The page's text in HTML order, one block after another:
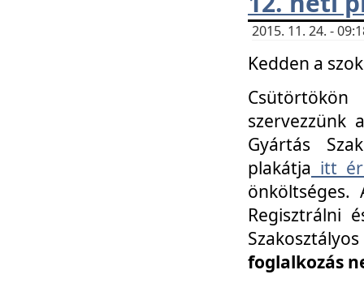
2015. 11. 24. -
Kedden a
szervezzünk
Gyártás
plakátja itt
Regisztrálni
foglalkozás